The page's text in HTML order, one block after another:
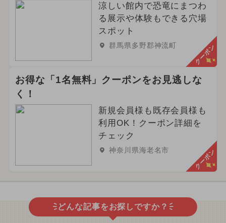
涼しい館内で恐竜にまつわ
る展示や体験もできる穴場
スポット
群馬県多野郡神流町 クーポン
お得な「1名無料」クーポンをお見逃しな
く！
新規会員様も既存会員様も
利用OK！クーポン詳細を
チェック
神奈川県海老名市 クーポン
どんな記事をお探しですか？